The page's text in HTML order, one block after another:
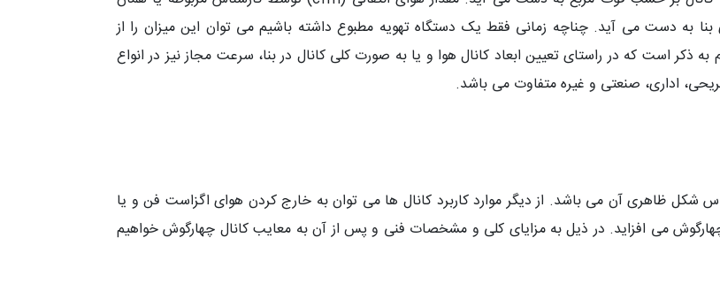
به دست می آید. چناچه زمانی فقط یک دستگاه تهویه مطبوع داشته باشیم می توان این میزان را از
است که در راستای تعیین ابعاد کانال هوا و یا به صورت کلی کانال در بنا، سرعت مجاز نیز در انواع
اداری، صنعتی و غیره متفاوت می باشد.
شکل ظاهری آن می باشد. از دیگر موارد کاربرد کانال ها می توان به خارج کردن هوای اگزاست فن و یا
چهارگوش می افزاید. در ذیل به مزایای کلی و مشخصات فنی و پس از آن به معایب کانال چهارگوش خواهیم